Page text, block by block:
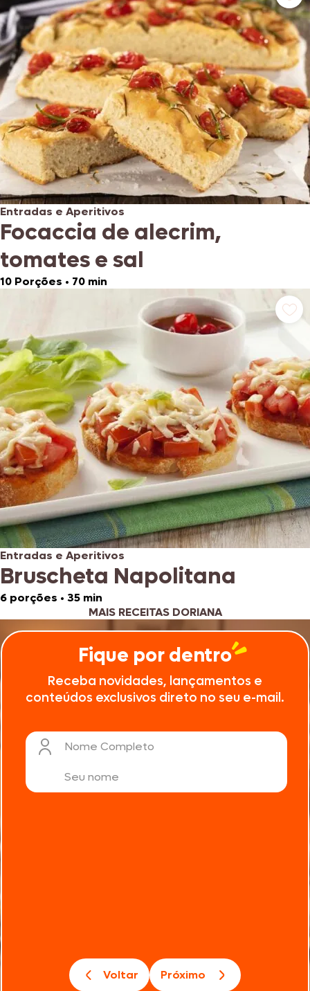
Entradas e Aperitivos
Focaccia de alecrim,
tomates e sal
10 Porções • 70 min
Entradas e Aperitivos
Bruscheta Napolitana
6 porções • 35 min
MAIS RECEITAS DORIANA
Fique por dentro
Receba novidades, lançamentos e
conteúdos exclusivos direto no seu e-mail.
Nome Completo
Voltar Próximo